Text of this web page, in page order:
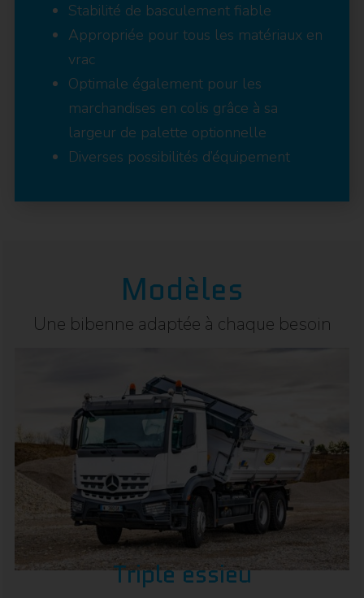
Stabilité de basculement fiable
Appropriée pour tous les matériaux en
vrac
Optimale également pour les
marchandises en colis grâce à sa
largeur de palette optionnelle
Diverses possibilités d’équipement
Modèles
Une bibenne adaptée à chaque besoin
Triple essieu